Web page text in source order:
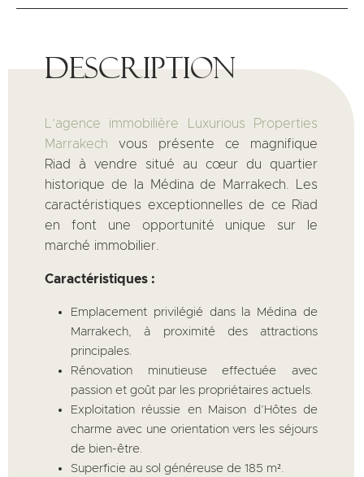
Description
L’agence immobilière Luxurious Properties
Marrakech vous présente ce magnifique
Riad à vendre situé au cœur du quartier
historique de la Médina de Marrakech. Les
caractéristiques exceptionnelles de ce Riad
en font une opportunité unique sur le
marché immobilier.
Caractéristiques :
Emplacement privilégié dans la Médina de
Marrakech, à proximité des attractions
principales.
Rénovation minutieuse effectuée avec
passion et goût par les propriétaires actuels.
Exploitation réussie en Maison d’Hôtes de
charme avec une orientation vers les séjours
de bien-être.
Superficie au sol généreuse de 185 m².